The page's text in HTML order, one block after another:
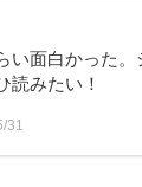
い面白かった
読みたい！
31